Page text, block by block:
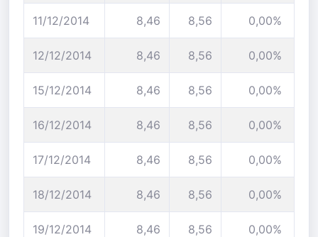
11/12/2014 8,46 8,56 0,00%
12/12/2014 8,46 8,56 0,00%
15/12/2014 8,46 8,56 0,00%
16/12/2014 8,46 8,56 0,00%
17/12/2014 8,46 8,56 0,00%
18/12/2014 8,46 8,56 0,00%
19/12/2014 8,46 8,56 0,00%